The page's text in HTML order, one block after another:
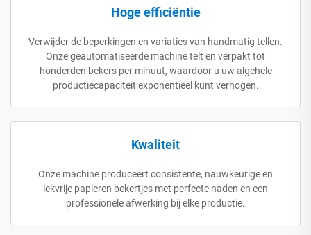
Hoge efficiëntie
Verwijder de beperkingen en variaties van handmatig tellen.
Onze geautomatiseerde machine telt en verpakt tot
honderden bekers per minuut, waardoor u uw algehele
productiecapaciteit exponentieel kunt verhogen.
Kwaliteit
Onze machine produceert consistente, nauwkeurige en
lekvrije papieren bekertjes met perfecte naden en een
professionele afwerking bij elke productie.